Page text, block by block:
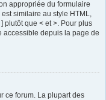
appropriée du formulaire
similaire au style HTML,
plutôt que < et >. Pour plus
accessible depuis la page de
ce forum. La plupart des